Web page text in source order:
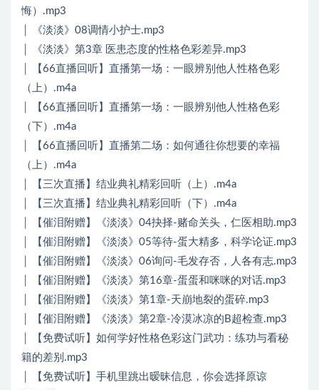
悔）.mp3
│ 《淡淡》08调情小护士.mp3
│ 《淡淡》第3章 医患态度的性格色彩差异.mp3
│ 【66直播回听】直播第一场：一眼辨别他人性格色彩
（上）.m4a
│ 【66直播回听】直播第一场：一眼辨别他人性格色彩
（下）.m4a
│ 【66直播回听】直播第二场：如何通往你想要的幸福
（上）.m4a
│ 【三次直播】结业典礼精彩回听（上）.m4a
│ 【三次直播】结业典礼精彩回听（下）.m4a
│ 【催泪附赠】《淡淡》04抉择-赌命关头，仁医相助.mp3
│ 【催泪附赠】《淡淡》05等待-蛋大精多，科学论证.mp3
│ 【催泪附赠】《淡淡》06询问-毛发存否，人各有志.mp3
│ 【催泪附赠】《淡淡》第16章-蛋蛋和咪咪的对话.mp3
│ 【催泪附赠】《淡淡》第1章-天崩地裂的蛋碎.mp3
│ 【催泪附赠】《淡淡》第2章-冷漠冰凉的B超检查.mp3
│ 【免费试听】如何学好性格色彩这门武功：练功与看秘
籍的差别.mp3
│ 【免费试听】手机里跳出暧昧信息，你会选择原谅